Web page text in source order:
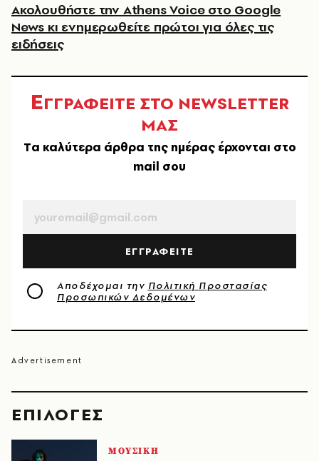
EΠΙΛΟΓΈΣ
ΜΟΥΣΙΚΗ
Ακολουθήστε την Athens Voice στο Google
News κι ενημερωθείτε πρώτοι για όλες τις
ειδήσεις
ΕΓΓΡΑΦΕΙΤΕ ΣΤΟ NEWSLETTER
ΜΑΣ
Tα καλύτερα άρθρα της ημέρας έρχονται στο
mail σου
ΕΓΓΡΑΦΕΙΤΕ
Αποδέχομαι την Πολιτική Προστασίας
Προσωπικών Δεδομένων